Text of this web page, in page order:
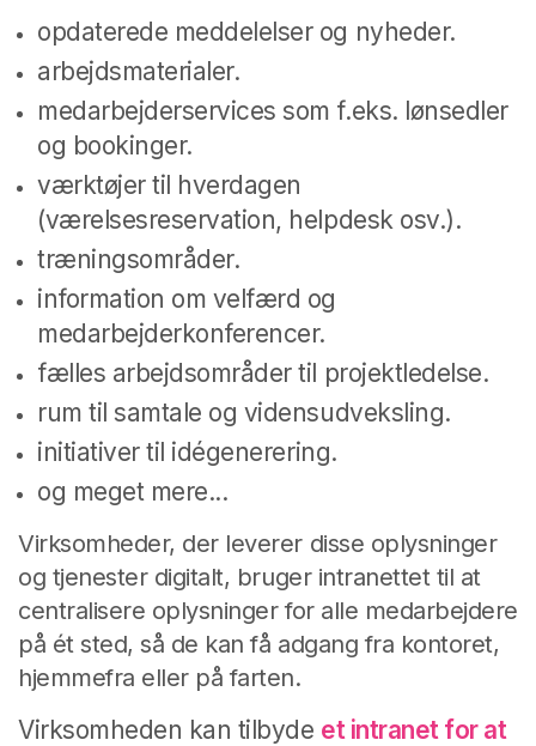
opdaterede meddelelser og nyheder.
arbejdsmaterialer.
medarbejderservices som f.eks. lønsedler
og bookinger.
værktøjer til hverdagen
(værelsesreservation, helpdesk osv.).
træningsområder.
information om velfærd og
medarbejderkonferencer.
fælles arbejdsområder til projektledelse.
rum til samtale og vidensudveksling.
initiativer til idégenerering.
og meget mere...
Virksomheder, der leverer disse oplysninger
og tjenester digitalt, bruger intranettet til at
centralisere oplysninger for alle medarbejdere
på ét sted, så de kan få adgang fra kontoret,
hjemmefra eller på farten.
Virksomheden kan tilbyde et intranet for at